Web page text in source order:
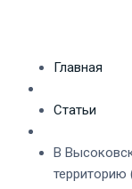
Главная
Статьи
В
территорию